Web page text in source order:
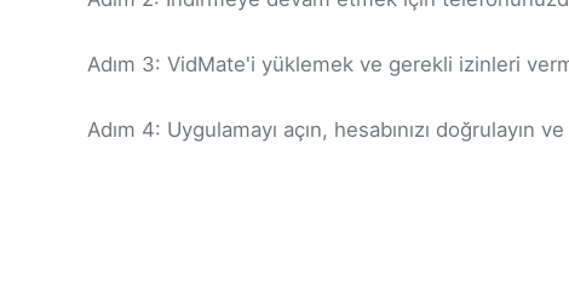
Adım 3: VidMate'i yüklemek ve gerekli izinleri
Adım 4: Uygulamayı açın, hesabınızı doğrulayın ve